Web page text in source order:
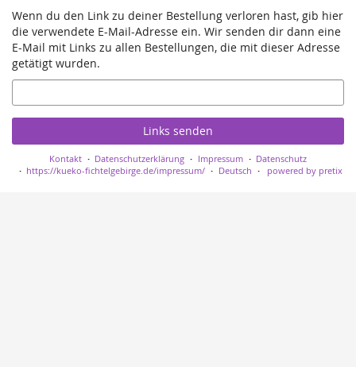
Wenn du den Link zu deiner Bestellung verloren hast, gib hier
die verwendete E-Mail-Adresse ein. Wir senden dir dann eine
E-Mail mit Links zu allen Bestellungen, die mit dieser Adresse
getätigt wurden.
E-
Mail
Links senden
Kontakt Datenschutzerklärung Impressum
Datenschutz
https://kueko-fichtelgebirge.de/impressum/
Deutsch powered by pretix